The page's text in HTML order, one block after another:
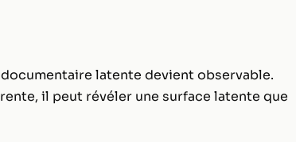
latente devient observable.
il peut révéler une surface latente que